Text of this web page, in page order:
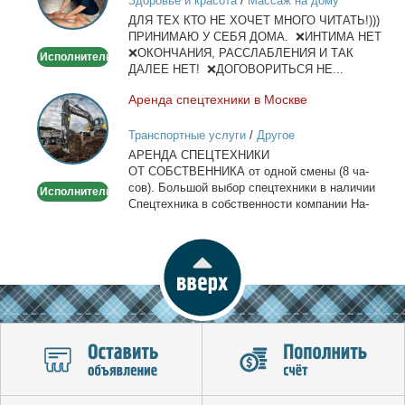
и
тела
Исполнитель
ДЛЯ ТЕХ КТО НЕ ХОЧЕТ МНОГО ЧИТАТЬ!)))
ПРИНИМАЮ У СЕБЯ ДОМА. ❌ИНТИМА НЕТ
❌ОКОНЧАНИЯ, РАССЛАБЛЕНИЯ И ТАК
ДАЛЕЕ НЕТ! ❌ДОГОВОРИТЬСЯ НЕ...
Аренда
спецтехники
в
Москве
Исполнитель
Арен­да спец­тех­ни­ки в Москве
Транспортные услуги/ Другое
АРЕНДА СПЕЦТЕХНИКИ
ОТ СОБСТВЕННИКА от од­ной сме­ны (8 ча­
сов). Боль­шой вы­бор спец­тех­ни­ки в на­ли­чии
Спец­тех­ни­ка в соб­ствен­но­сти ком­па­нии На­